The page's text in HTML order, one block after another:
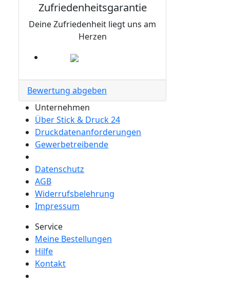
Zufriedenheitsgarantie
Deine Zufriedenheit liegt uns am
Herzen
Bewertung abgeben
Unternehmen
Über Stick & Druck 24
Druckdatenanforderungen
Gewerbetreibende
Datenschutz
AGB
Widerrufsbelehrung
Impressum
Service
Meine Bestellungen
Hilfe
Kontakt